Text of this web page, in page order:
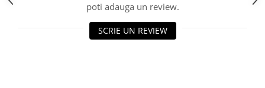
poti adauga un review.
SCRIE UN REVIEW